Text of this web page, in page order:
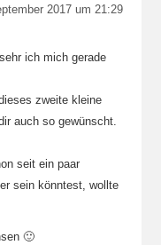
2017 um 21:29
ich mich gerade
zweite kleine
auch so gewünscht.
seit ein paar
sein könntest, wollte
🙂